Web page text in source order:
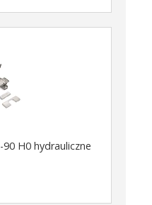
H0 hydrauliczne